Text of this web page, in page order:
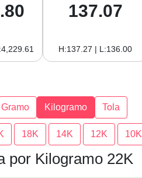
137.07
H:137.27 | L:136.00
Gramo Kilogramo Tola
18K 14K 12K 10K
por Kilogramo 22K